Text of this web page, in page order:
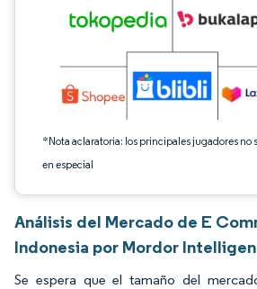
*Nota aclaratoria: los principales jugadores no
en especial
Análisis del Mercado de E
Indonesia por Mordor
Se espera que el tamaño del